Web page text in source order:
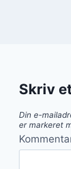
Skriv
Din e-
er markeret